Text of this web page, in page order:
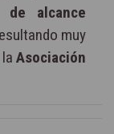
de alcance
muy
Asociación